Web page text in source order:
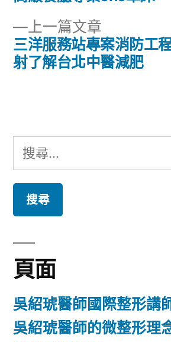
導
覽
上一篇文章
一
篇
三洋服務站專案消防工
射了解台北中醫減肥
搜
尋
鍵
字:
頁面
吳紹琥醫師國際整形講
吳紹琥醫師的微整形理